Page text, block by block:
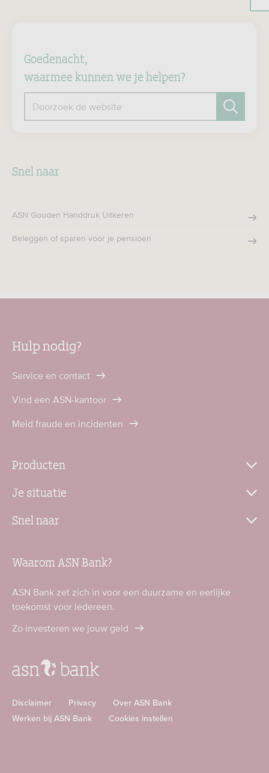
Goedenacht,
waarmee kunnen we je helpen?
Doorzoek de website
Snel naar
ASN Gouden Handdruk Uitkeren
Beleggen of sparen voor je pensioen
Hulp nodig?
Service en contact
Vind een ASN-kantoor
Meld fraude en incidenten
Producten
Je situatie
Snel naar
Waarom ASN Bank?
ASN Bank zet zich in voor een duurzame en eerlijke
toekomst voor iedereen.
Zo investeren we jouw geld
Disclaimer Privacy
Over ASN Bank
Werken bij ASN Bank
Cookies instellen